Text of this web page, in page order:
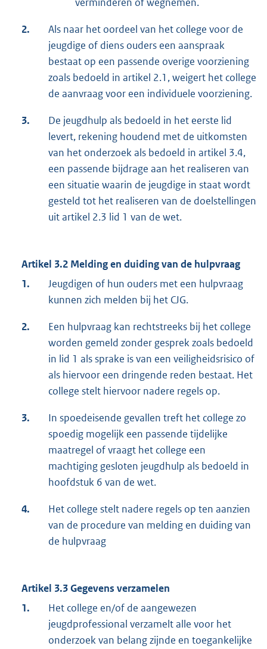
2.
Als naar het oordeel van het college voor de
jeugdige of diens ouders een aanspraak
bestaat op een passende overige voorziening
zoals bedoeld in artikel 2.1, weigert het college
de aanvraag voor een individuele voorziening.
3.
De jeugdhulp als bedoeld in het eerste lid
levert, rekening houdend met de uitkomsten
van het onderzoek als bedoeld in artikel 3.4,
een passende bijdrage aan het realiseren van
een situatie waarin de jeugdige in staat wordt
gesteld tot het realiseren van de doelstellingen
uit artikel 2.3 lid 1 van de wet.
Artikel 3.2 Melding en duiding van de hulpvraag
1.
Jeugdigen of hun ouders met een hulpvraag
kunnen zich melden bij het CJG.
2.
Een hulpvraag kan rechtstreeks bij het college
worden gemeld zonder gesprek zoals bedoeld
in lid 1 als sprake is van een veiligheidsrisico of
als hiervoor een dringende reden bestaat. Het
college stelt hiervoor nadere regels op.
3.
In spoedeisende gevallen treft het college zo
spoedig mogelijk een passende tijdelijke
maatregel of vraagt het college een
machtiging gesloten jeugdhulp als bedoeld in
hoofdstuk 6 van de wet.
4.
Het college stelt nadere regels op ten aanzien
van de procedure van melding en duiding van
de hulpvraag
Artikel 3.3 Gegevens verzamelen
1.
Het college en/of de aangewezen
jeugdprofessional verzamelt alle voor het
onderzoek van belang zijnde en toegankelijke